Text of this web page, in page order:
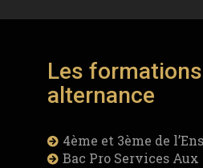
Les
alternance
4ème et 3ème de
Bac Pro Services Aux